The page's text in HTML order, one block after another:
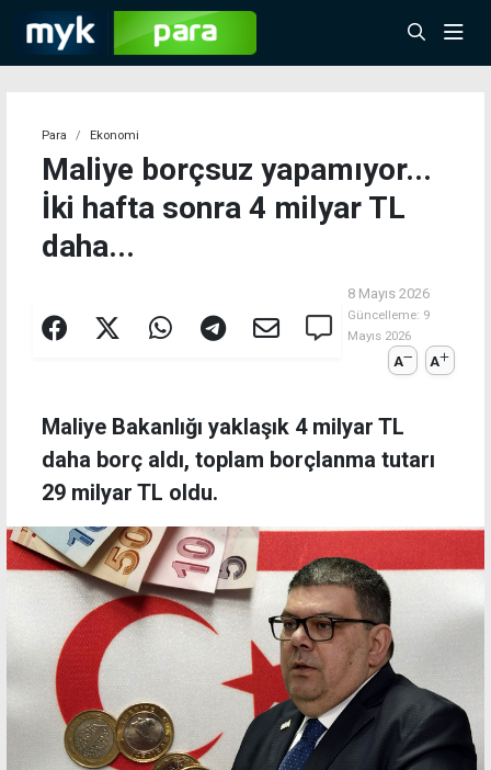
Para Ekonomi
Maliye borçsuz yapamıyor...
İki hafta sonra 4 milyar TL
daha...
8 Mayıs 2026
Güncelleme: 9
Mayıs 2026
A A
Maliye Bakanlığı yaklaşık 4 milyar TL
daha borç aldı, toplam borçlanma tutarı
29 milyar TL oldu.